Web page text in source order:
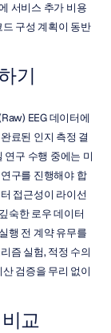
서비스 추가 비용
구성 계획이 동반
기
EEG 데이터에
료된 인지 측정 결
연구 수행 중에는 미
구를 진행해야 합
접근성이 라이선
숙한 로우 데이터
행 전 계약 유무를
즘 실험, 적정 수의
검증을 무리 없이
교